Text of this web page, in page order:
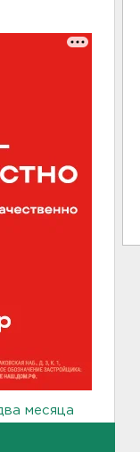
месяца